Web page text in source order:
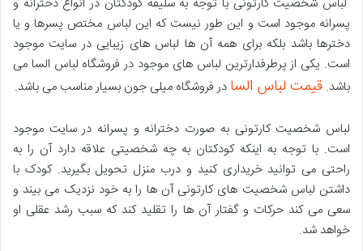
پسرانه موجود است و این طور نیست که این لباس مختص پسرها و یا
دخترها باشد بلکه برای همه آن ها لباس های زیبایی در سایت موجود
است. یکی از پرطرفدارترین لباس های موجود در فروشگاه لباس السا می
باشد. قیمت لباس السا در فروشگاه میلی جون بسیار مناسب می باشد.
لباس شخصیت کارتونی به صورت دخترانه و پسرانه در سایت موجود
است. با توجه به اینکه کودکتان به چه شخصیتی علاقه دارد آن را به
راحتی می توانید خریداری کنید و درب منزل تحویل بگیرید. کودک با
داشتن لباس شخصیت های کارتونی آن ها را به خود نزدیک می بیند و
سعی می کند حرکات و گفتار آن ها را تقلید کند که سبب رشد عقلی او
خواهد شد.